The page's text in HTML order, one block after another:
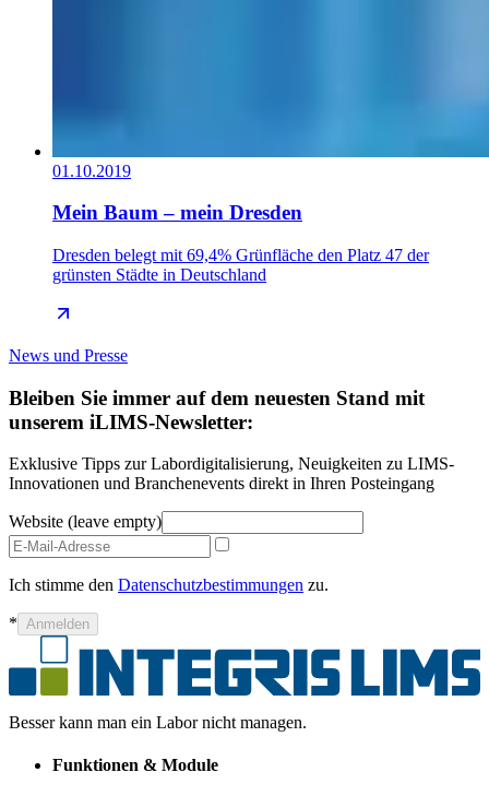
01.10.2019
Mein Baum – mein Dresden
Dresden belegt mit 69,4% Grünfläche den Platz 47 der
grünsten Städte in Deutschland
News und Presse
Bleiben Sie immer auf dem neuesten Stand mit
unserem iLIMS-Newsletter:
Exklusive Tipps zur Labordigitalisierung, Neuigkeiten zu LIMS-
Innovationen und Branchenevents direkt in Ihren Posteingang
Website (leave empty)
Ich stimme den Datenschutzbestimmungen zu.
* Anmelden
Besser kann man ein Labor nicht managen.
Funktionen & Module